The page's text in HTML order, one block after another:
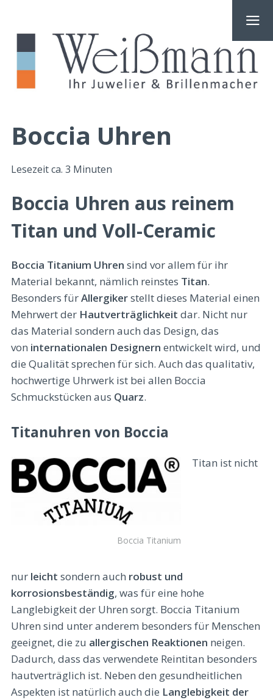
Boccia Uhren
Lesezeit ca. 3 Minuten
Boccia Uhren aus reinem
Titan und Voll-Ceramic
Boccia Titanium Uhren sind vor allem für ihr
Material bekannt, nämlich reinstes Titan.
Besonders fürAllergikerstellt dieses Material einen
Mehrwert der Hautverträglichkeit dar. Nicht nur
das Material sondern auch das Design, das
von internationalen Designern entwickelt wird, und
die Qualität sprechen für sich. Auch das qualitativ,
hochwertige Uhrwerk ist bei allen Boccia
Schmuckstücken aus Quarz.
Titanuhren von Boccia
Boccia Titanium
Titan ist nicht
nur leicht sondern auch robust und
korrosionsbeständig, was für eine hohe
Langlebigkeit der Uhren sorgt. Boccia Titanium
Uhren sind unter anderem besonders für Menschen
geeignet, die zu allergischen Reaktionen neigen.
Dadurch, dass das verwendete Reintitan besonders
hautverträglich ist. Neben den gesundheitlichen
Aspekten ist natürlich auch die Langlebigkeit der